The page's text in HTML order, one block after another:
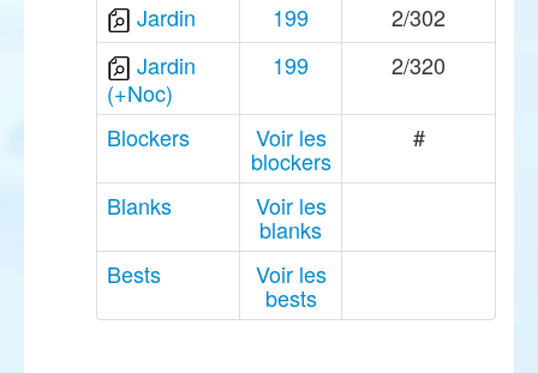
Jardin 199
2/302
Jardin
(+Noc)
199 2/320
Blockers Voir les
blockers
#
Blanks Voir les
blanks
Bests
Voir les
bests